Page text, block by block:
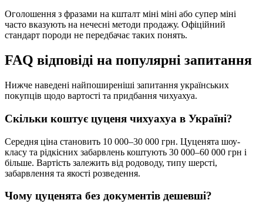
Оголошення з фразами на кшталт міні міні або супер міні
часто вказують на нечесні методи продажу. Офіційний
стандарт породи не передбачає таких понять.
FAQ відповіді на популярні запитання
Нижче наведені найпоширеніші запитання українських
покупців щодо вартості та придбання чихуахуа.
Скільки коштує цуценя чихуахуа в Україні?
Середня ціна становить 10 000–30 000 грн. Цуценята шоу-
класу та рідкісних забарвлень коштують 30 000–60 000 грн і
більше. Вартість залежить від родоводу, типу шерсті,
забарвлення та якості розведення.
Чому цуценята без документів дешевші?